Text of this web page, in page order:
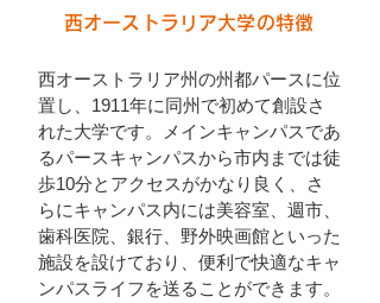
西オーストラリア大学の特徴
西オーストラリア州の州都パースに位
置し、1911年に同州で初めて創設さ
れた大学です。メインキャンパスであ
るパースキャンパスから市内までは徒
歩10分とアクセスがかなり良く、さ
らにキャンパス内には美容室、週市、
歯科医院、銀行、野外映画館といった
施設を設けており、便利で快適なキャ
ンパスライフを送ることができます。